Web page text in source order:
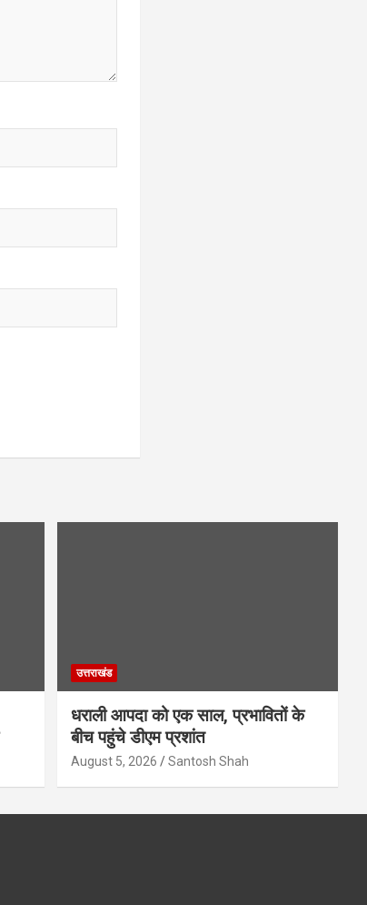
उत्तराखंड
धराली आपदा को एक साल, प्रभावितों के
बीच पहुंचे डीएम प्रशांत
August 5, 2026 Santosh Shah